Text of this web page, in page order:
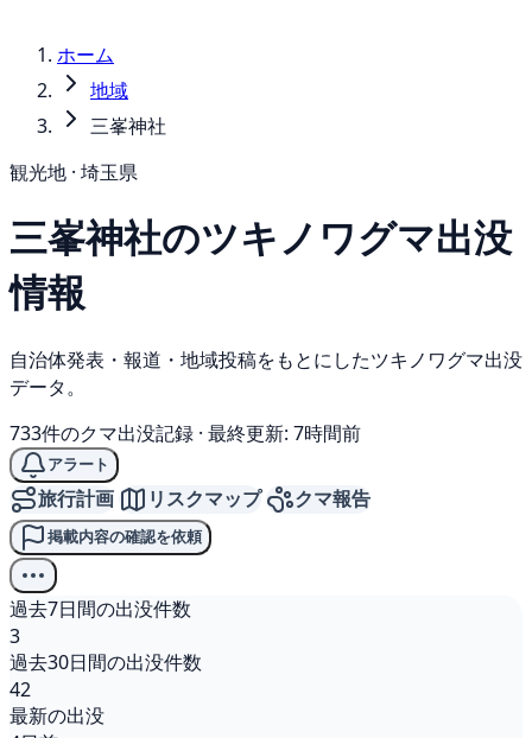
ホーム
地域
三峯神社
観光地 · 埼玉県
三峯神社のツキノワグマ出没
情報
自治体発表・報道・地域投稿をもとにしたツキノワグマ出没
データ。
733件のクマ出没記録 · 最終更新: 7時間前
アラート
旅行計画 リスクマップ クマ報告
掲載内容の確認を依頼
過去7日間の出没件数
3
過去30日間の出没件数
42
最新の出没